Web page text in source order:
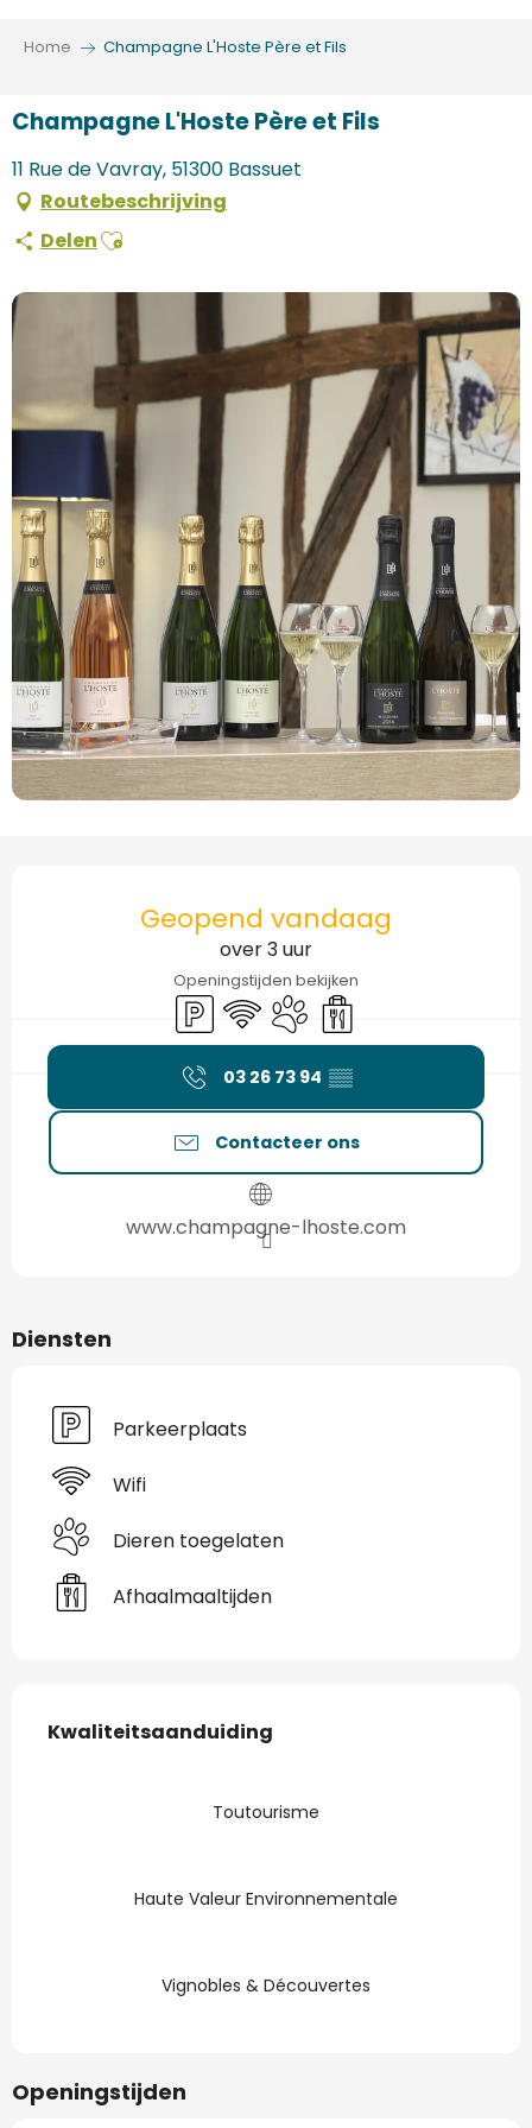
Home Champagne L'Hoste Père et Fils
Champagne L'Hoste Père et Fils
11 Rue de Vavray, 51300 Bassuet
Routebeschrijving
DelenAjouter aux favoris
Geopend vandaag
over 3 uur
Openingstijden bekijken
Parkeerplaats
Wifi Dieren toegelaten
Afhaalmaaltijden
03 26 73 94 ▒▒
Contacteer ons
www.champagne-lhoste.com
Diensten
Parkeerplaats
Wifi
Dieren toegelaten
Afhaalmaaltijden
Kwaliteitsaanduiding
Kwaliteitsaanduiding
Toutourisme
Haute Valeur Environnementale
Vignobles & Découvertes
Openingstijden